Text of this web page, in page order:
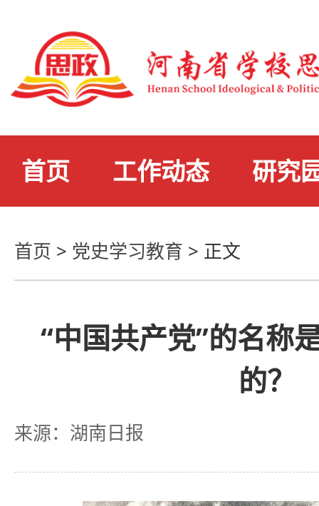
首页 工作动态 研究
首页 > 党史学习教育 > 正文
“中国共产党”的名称
的？
来源：湖南日报